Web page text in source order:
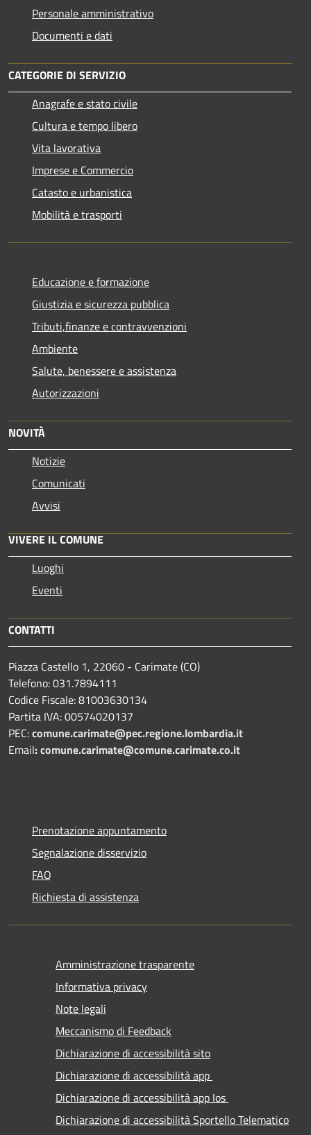
Personale amministrativo
Documenti e dati
CATEGORIE DI SERVIZIO
Anagrafe e stato civile
Cultura e tempo libero
Vita lavorativa
Imprese e Commercio
Catasto e urbanistica
Mobilità e trasporti
Educazione e formazione
Giustizia e sicurezza pubblica
Tributi,finanze e contravvenzioni
Ambiente
Salute, benessere e assistenza
Autorizzazioni
NOVITÀ
Notizie
Comunicati
Avvisi
VIVERE IL COMUNE
Luoghi
Eventi
CONTATTI
Piazza Castello 1, 22060 - Carimate (CO)
Telefono: 031.7894111
Codice Fiscale: 81003630134
Partita IVA: 00574020137
PEC:comune.carimate@pec.regione.lombardia.it
Email:comune.carimate@comune.carimate.co.it
Prenotazione appuntamento
Segnalazione disservizio
FAQ
Richiesta di assistenza
Amministrazione trasparente
Informativa privacy
Note legali
Meccanismo di Feedback
Dichiarazione di accessibilità sito
Dichiarazione di accessibilità app
Dichiarazione di accessibilità app Ios
Dichiarazione di accessibilità Sportello Telematico